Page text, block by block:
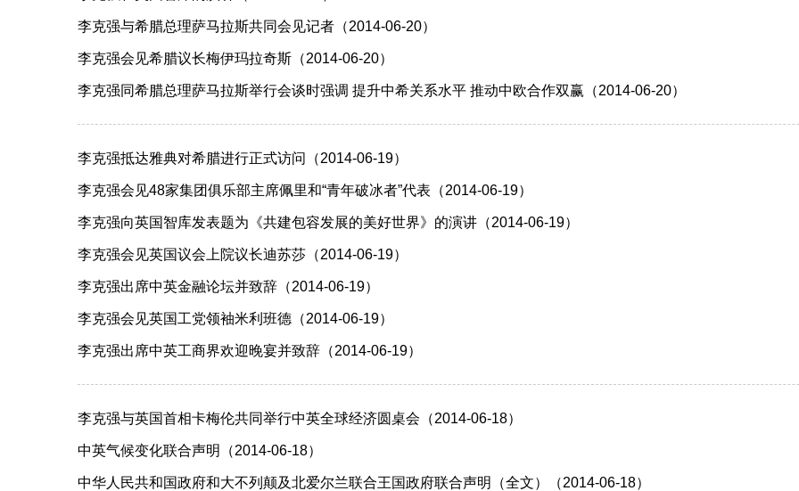
李克强与希腊总理萨马拉斯共同会见记者（2014-06-20）
李克强会见希腊议长梅伊玛拉奇斯（2014-06-20）
李克强同希腊总理萨马拉斯举行会谈时强调 提升中希关系水平 推动中欧合作双赢（2014-06-20）
李克强抵达雅典对希腊进行正式访问（2014-06-19）
李克强会见48家集团俱乐部主席佩里和“青年破冰者”代表（2014-06-19）
李克强向英国智库发表题为《共建包容发展的美好世界》的演讲（2014-06-19）
李克强会见英国议会上院议长迪苏莎（2014-06-19）
李克强出席中英金融论坛并致辞（2014-06-19）
李克强会见英国工党领袖米利班德（2014-06-19）
李克强出席中英工商界欢迎晚宴并致辞（2014-06-19）
李克强与英国首相卡梅伦共同举行中英全球经济圆桌会（2014-06-18）
中英气候变化联合声明（2014-06-18）
中华人民共和国政府和大不列颠及北爱尔兰联合王国政府联合声明（全文）（2014-06-18）